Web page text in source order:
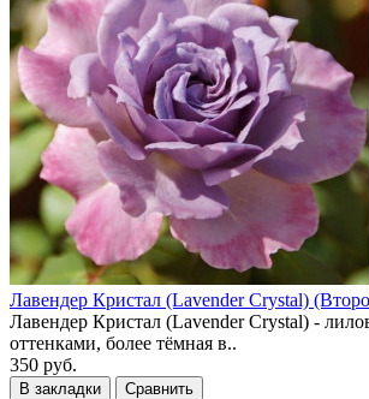
Лавендер Кристал (Lavender Crystal)
Лавендер Кристал (Lavender Crystal) -
оттенками, более тёмная в..
350 руб.
В закладки Сравнить